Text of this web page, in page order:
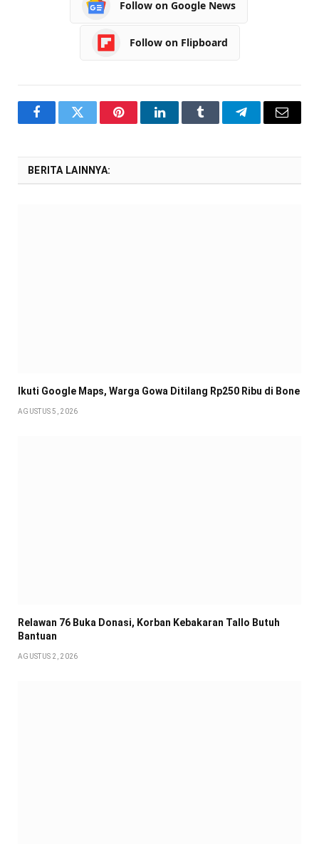
Follow on Google News
Follow on Flipboard
FacebookTwitter PinterestLinkedInTumblr TelegramEmail
BERITA LAINNYA:
Ikuti Google Maps, Warga Gowa Ditilang Rp250 Ribu di Bone
AGUSTUS 5, 2026
Relawan 76 Buka Donasi, Korban Kebakaran Tallo Butuh
Bantuan
AGUSTUS 2, 2026